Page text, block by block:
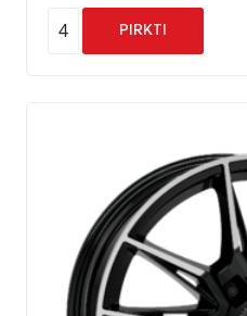
4 PIRKTI